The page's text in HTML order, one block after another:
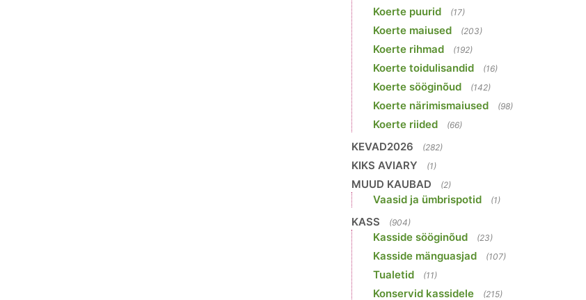
Koerte puurid (17)
Koerte maiused (203)
Koerte rihmad (192)
Koerte toidulisandid (16)
Koerte sööginõud (142)
Koerte närimismaiused (98)
Koerte riided (66)
KEVAD2026 (282)
KIKS AVIARY (1)
MUUD KAUBAD (2)
Vaasid ja ümbrispotid (1)
KASS (904)
Kasside sööginõud (23)
Kasside mänguasjad (107)
Tualetid (11)
Konservid kassidele (215)